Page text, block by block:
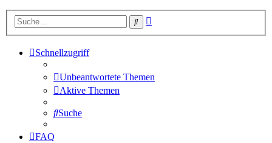
Suche
Schnellzugriff
Unbeantwortete Themen
Aktive Themen
Suche
FAQ